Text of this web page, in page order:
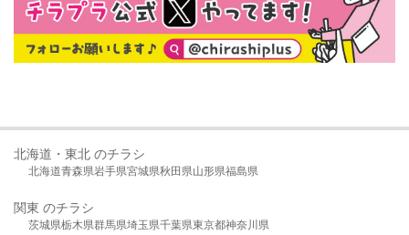
北海道・東北 のチラシ
北海道青森県岩手県宮城県秋田県山形県福島県
関東 のチラシ
茨城県栃木県群馬県埼玉県千葉県東京都神奈川県